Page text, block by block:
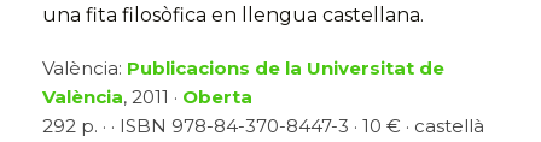
una fita filosòfica en llengua castellana.
València: Publicacions de la Universitat de
València, 2011 · Oberta
292 p. · · ISBN 978-84-370-8447-3 · 10 € · castellà